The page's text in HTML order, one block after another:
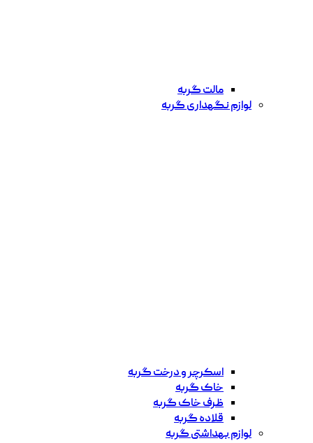
مالت گربه
لوازم نگهداری گربه
اسکرچر و درخت گربه
خاک گربه
ظرف خاک گربه
قلاده گربه
لوازم بهداشتی گربه